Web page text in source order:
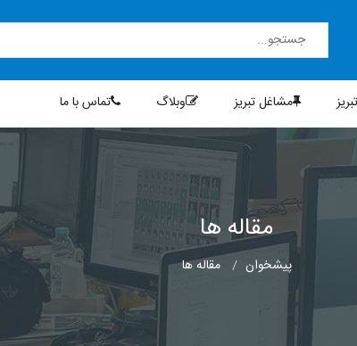
مشاغل تبریز وبلاگ تماس با ما
مقاله ها
پیشخوان مقاله ها